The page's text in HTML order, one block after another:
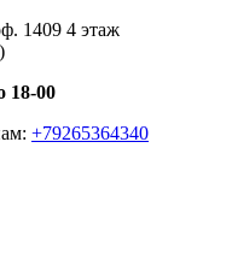
1409 4 этаж
18-00
+79265364340